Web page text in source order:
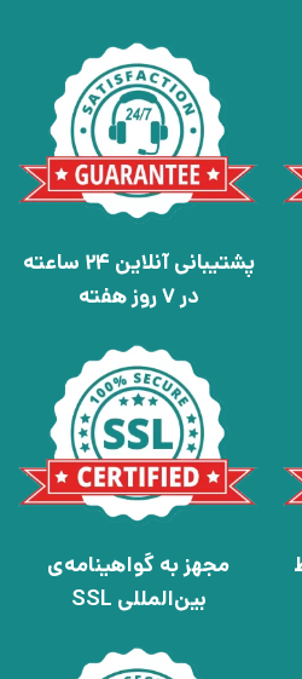
پشتیبانی آنلاین 24 ساعته
در 7 روز هفته
مجهز به گواهینامه‌ی
بین‌المللی SSL